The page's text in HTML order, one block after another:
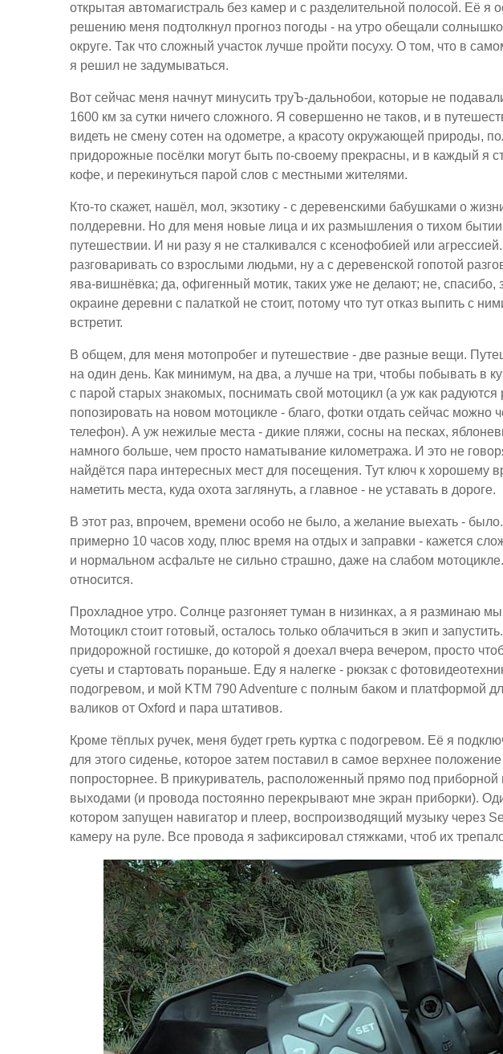
открытая автомагистраль без камер и с разделительной полосой. Её я
решению меня подтолкнул прогноз погоды - на утро обещали
округе. Так что сложный участок лучше пройти посуху. О том, что в
я решил не задумываться.
Вот сейчас меня начнут минусить труЪ-дальнобои, которые не
1600 км за сутки ничего сложного. Я совершенно не таков, и в
видеть не смену сотен на одометре, а красоту окружающей природы,
придорожные посёлки могут быть по-своему прекрасны, и в каждый я
кофе, и перекинуться парой слов с местными жителями.
Кто-то скажет, нашёл, мол, экзотику - с деревенскими бабушками о
полдеревни. Но для меня новые лица и их размышления о тихом
путешествии. И ни разу я не сталкивался с ксенофобией или
разговаривать со взрослыми людьми, ну а с деревенской гопотой
ява-вишнёвка; да, офигенный мотик, таких уже не делают; не, спасибо,
окраине деревни с палаткой не стоит, потому что тут отказ выпить с
встретит.
В общем, для меня мотопробег и путешествие - две разные вещи.
на один день. Как минимум, на два, а лучше на три, чтобы побывать в
с парой старых знакомых, поснимать свой мотоцикл (а уж как
попозировать на новом мотоцикле - благо, фотки отдать сейчас можно
телефон). А уж нежилые места - дикие пляжи, сосны на песках,
намного больше, чем просто наматывание километража. И это не
найдётся пара интересных мест для посещения. Тут ключ к
наметить места, куда охота заглянуть, а главное - не уставать в дороге.
В этот раз, впрочем, времени особо не было, а желание выехать -
примерно 10 часов ходу, плюс время на отдых и заправки - кажется
и нормальном асфальте не сильно страшно, даже на слабом
относится.
Прохладное утро. Солнце разгоняет туман в низинках, а я разминаю
Мотоцикл стоит готовый, осталось только облачиться в экип и
придорожной гостишке, до которой я доехал вчера вечером, просто
суеты и стартовать пораньше. Еду я налегке - рюкзак с
подогревом, и мой KTM 790 Adventure с полным баком и платформой
валиков от Oxford и пара штативов.
Кроме тёплых ручек, меня будет греть куртка с подогревом. Её я
для этого сиденье, которое затем поставил в самое верхнее
попросторнее. В прикуриватель, расположенный прямо под приборной
выходами (и провода постоянно перекрывают мне экран приборки).
котором запущен навигатор и плеер, воспроизводящий музыку через
камеру на руле. Все провода я зафиксировал стяжками, чтоб их